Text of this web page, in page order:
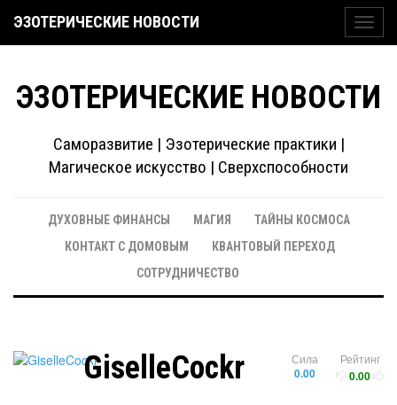
ЭЗОТЕРИЧЕСКИЕ НОВОСТИ
ЭЗОТЕРИЧЕСКИЕ НОВОСТИ
Саморазвитие | Эзотерические практики |
Магическое искусство | Сверхспособности
ДУХОВНЫЕ ФИНАНСЫ МАГИЯ
ТАЙНЫ КОСМОСА
КОНТАКТ С ДОМОВЫМ
КВАНТОВЫЙ ПЕРЕХОД
СОТРУДНИЧЕСТВО
Рейтинг
0.00
Сила
0.00
GiselleCockr